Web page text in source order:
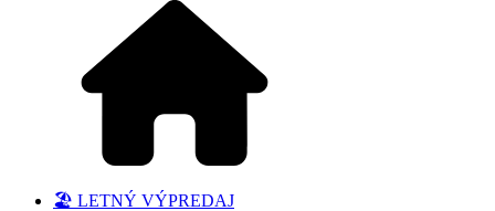
🏖️ LETNÝ VÝPREDAJ